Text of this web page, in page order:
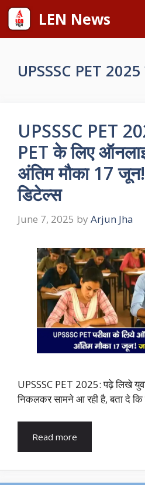
Skip
content
LEN News
UPSSSC PET
UPSSSC PET
PET के लिए
अंतिम मौका 17 जून!
डिटेल्स
June 7, 2025 by Arjun Jha
UPSSSC PET 2025: पढ़े लिखे
निकलकर सामने आ रही है, बता दे कि
Read more